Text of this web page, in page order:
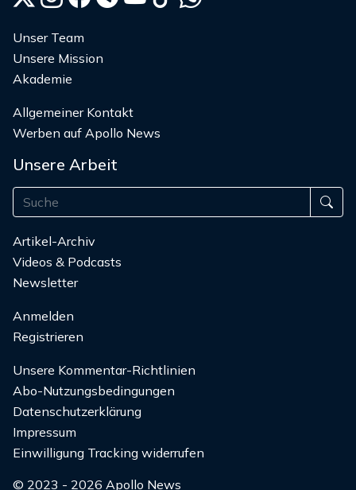
Unser Team
Unsere Mission
Akademie
Allgemeiner Kontakt
Werben auf Apollo News
Unsere Arbeit
Artikel-Archiv
Videos & Podcasts
Newsletter
Anmelden
Registrieren
Unsere Kommentar-Richtlinien
Abo-Nutzungsbedingungen
Datenschutzerklärung
Impressum
Einwilligung Tracking widerrufen
© 2023 - 2026 Apollo News